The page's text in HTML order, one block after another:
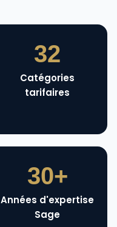
32
Catégories
tarifaires
30+
Années d'expertise
Sage